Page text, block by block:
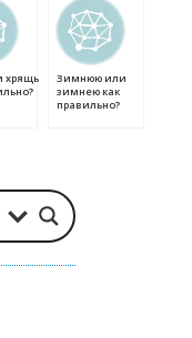
хрящь
Зимнюю или
зимнею как
правильно?